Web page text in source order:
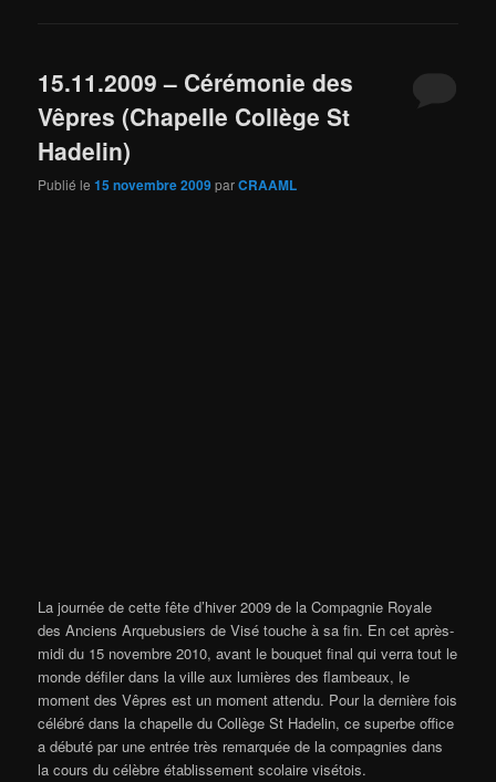
15.11.2009 – Cérémonie des
Vêpres (Chapelle Collège St
Hadelin)
Publié le15 novembre 2009parCRAAML
La journée de cette fête d’hiver 2009 de la Compagnie Royale
des Anciens Arquebusiers de Visé touche à sa fin. En cet après-
midi du 15 novembre 2010, avant le bouquet final qui verra tout le
monde défiler dans la ville aux lumières des flambeaux, le
moment des Vêpres est un moment attendu. Pour la dernière fois
célébré dans la chapelle du Collège St Hadelin, ce superbe office
a débuté par une entrée très remarquée de la compagnies dans
la cours du célèbre établissement scolaire visétois.